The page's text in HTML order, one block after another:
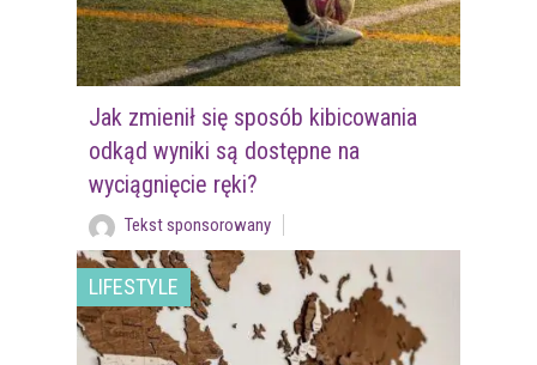
Jak zmienił się sposób kibicowania
odkąd wyniki są dostępne na
wyciągnięcie ręki?
Tekst sponsorowany
LIFESTYLE